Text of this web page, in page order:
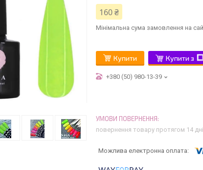
160 ₴
Мінімальна сума замовлення на
Купити Купити з
+380 (50) 980-13-39
повернення товару протягом 14